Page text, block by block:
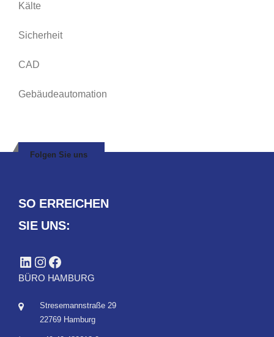
Kälte
Sicherheit
CAD
Gebäudeautomation
Folgen Sie uns
SO ERREICHEN
SIE UNS:
LinkedIn Instagram Facebook
BÜRO HAMBURG
Stresemannstraße 29
22769 Hamburg